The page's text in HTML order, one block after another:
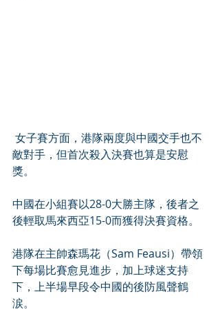
敵對手，但首次殺入決賽也算是安慰
獎。
中國在小組賽以28-0大勝主隊，後者之
後輕取馬來西亞15-0而獲得決賽資格。
港隊在主帥森瑪花（Sam Feausi）帶領
下每場比賽愈見進步，加上球迷支持
下，上半場早段令中國的後防風聲鶴
涙。